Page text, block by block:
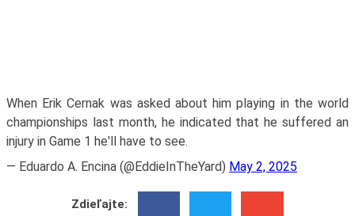
When Erik Cernak was asked about him playing in the world
championships last month, he indicated that he suffered an
injury in Game 1 he'll have to see.
— Eduardo A. Encina (@EddieInTheYard) May 2, 2025
Zdieľajte: